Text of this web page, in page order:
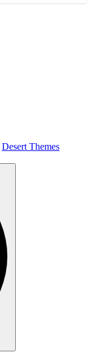
Desert Themes